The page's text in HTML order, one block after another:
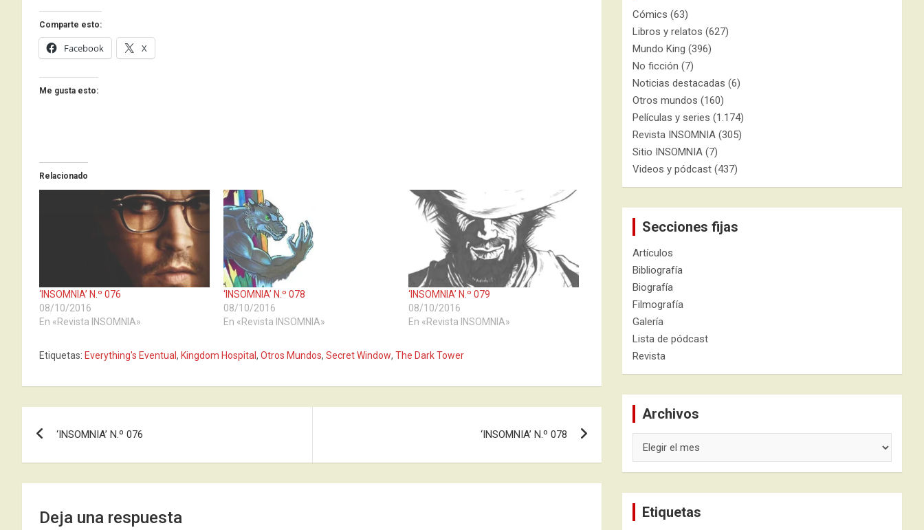
Comparte esto:
Facebook X
Me gusta esto:
Relacionado
‘INSOMNIA’ N.º 076
08/10/2016
En «Revista INSOMNIA»
‘INSOMNIA’ N.º 078
08/10/2016
En «Revista INSOMNIA»
‘INSOMNIA’ N.º 079
08/10/2016
En «Revista INSOMNIA»
Etiquetas: Everything's Eventual , Kingdom Hospital , Otros Mundos, Secret Window, The Dark Tower
entradas
‘INSOMNIA’ N.º 076 ‘INSOMNIA’ N.º 078
Deja una respuesta
Cómics (63)
Libros y relatos (627)
Mundo King (396)
No ficción (7)
Noticias destacadas (6)
Otros mundos (160)
Películas y series (1.174)
Revista INSOMNIA (305)
Sitio INSOMNIA (7)
Videos y pódcast (437)
Secciones fijas
Artículos
Bibliografía
Biografía
Filmografía
Galería
Lista de pódcast
Revista
Archivos
Etiquetas